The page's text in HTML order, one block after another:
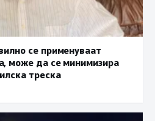
се применуваат
може да се минимизира
треска